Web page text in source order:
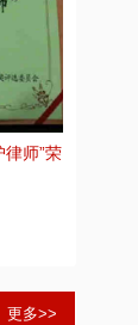
师”荣
更多>>